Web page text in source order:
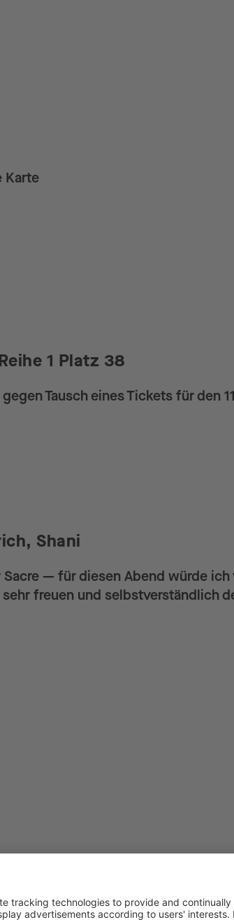
Karte
1 Platz 38
Tausch eines Tickets für den
Shani
— für diesen Abend würde
freuen und selbstverständlich